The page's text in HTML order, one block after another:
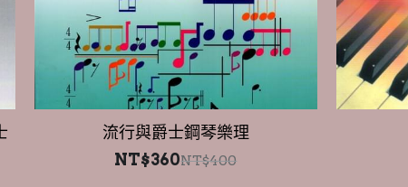
流行與爵士鋼琴樂理